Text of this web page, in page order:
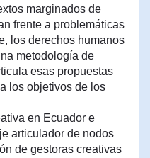
marginados de
frente a problemáticas
los derechos humanos
metodología de
esas propuestas
los objetivos de los
en Ecuador e
articulador de nodos
de gestoras creativas